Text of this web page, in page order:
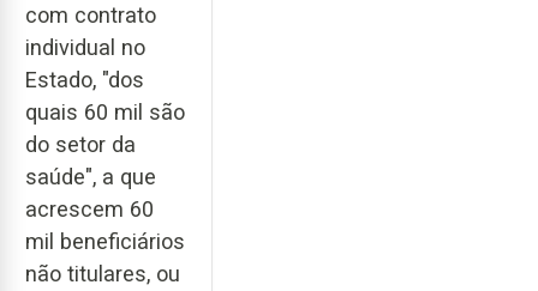
com contrato
individual no
Estado, "dos
quais 60 mil são
do setor da
saúde", a que
acrescem 60
mil beneficiários
não titulares, ou